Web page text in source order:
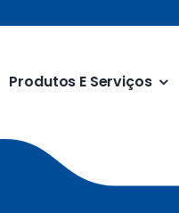
Produtos E Serviços